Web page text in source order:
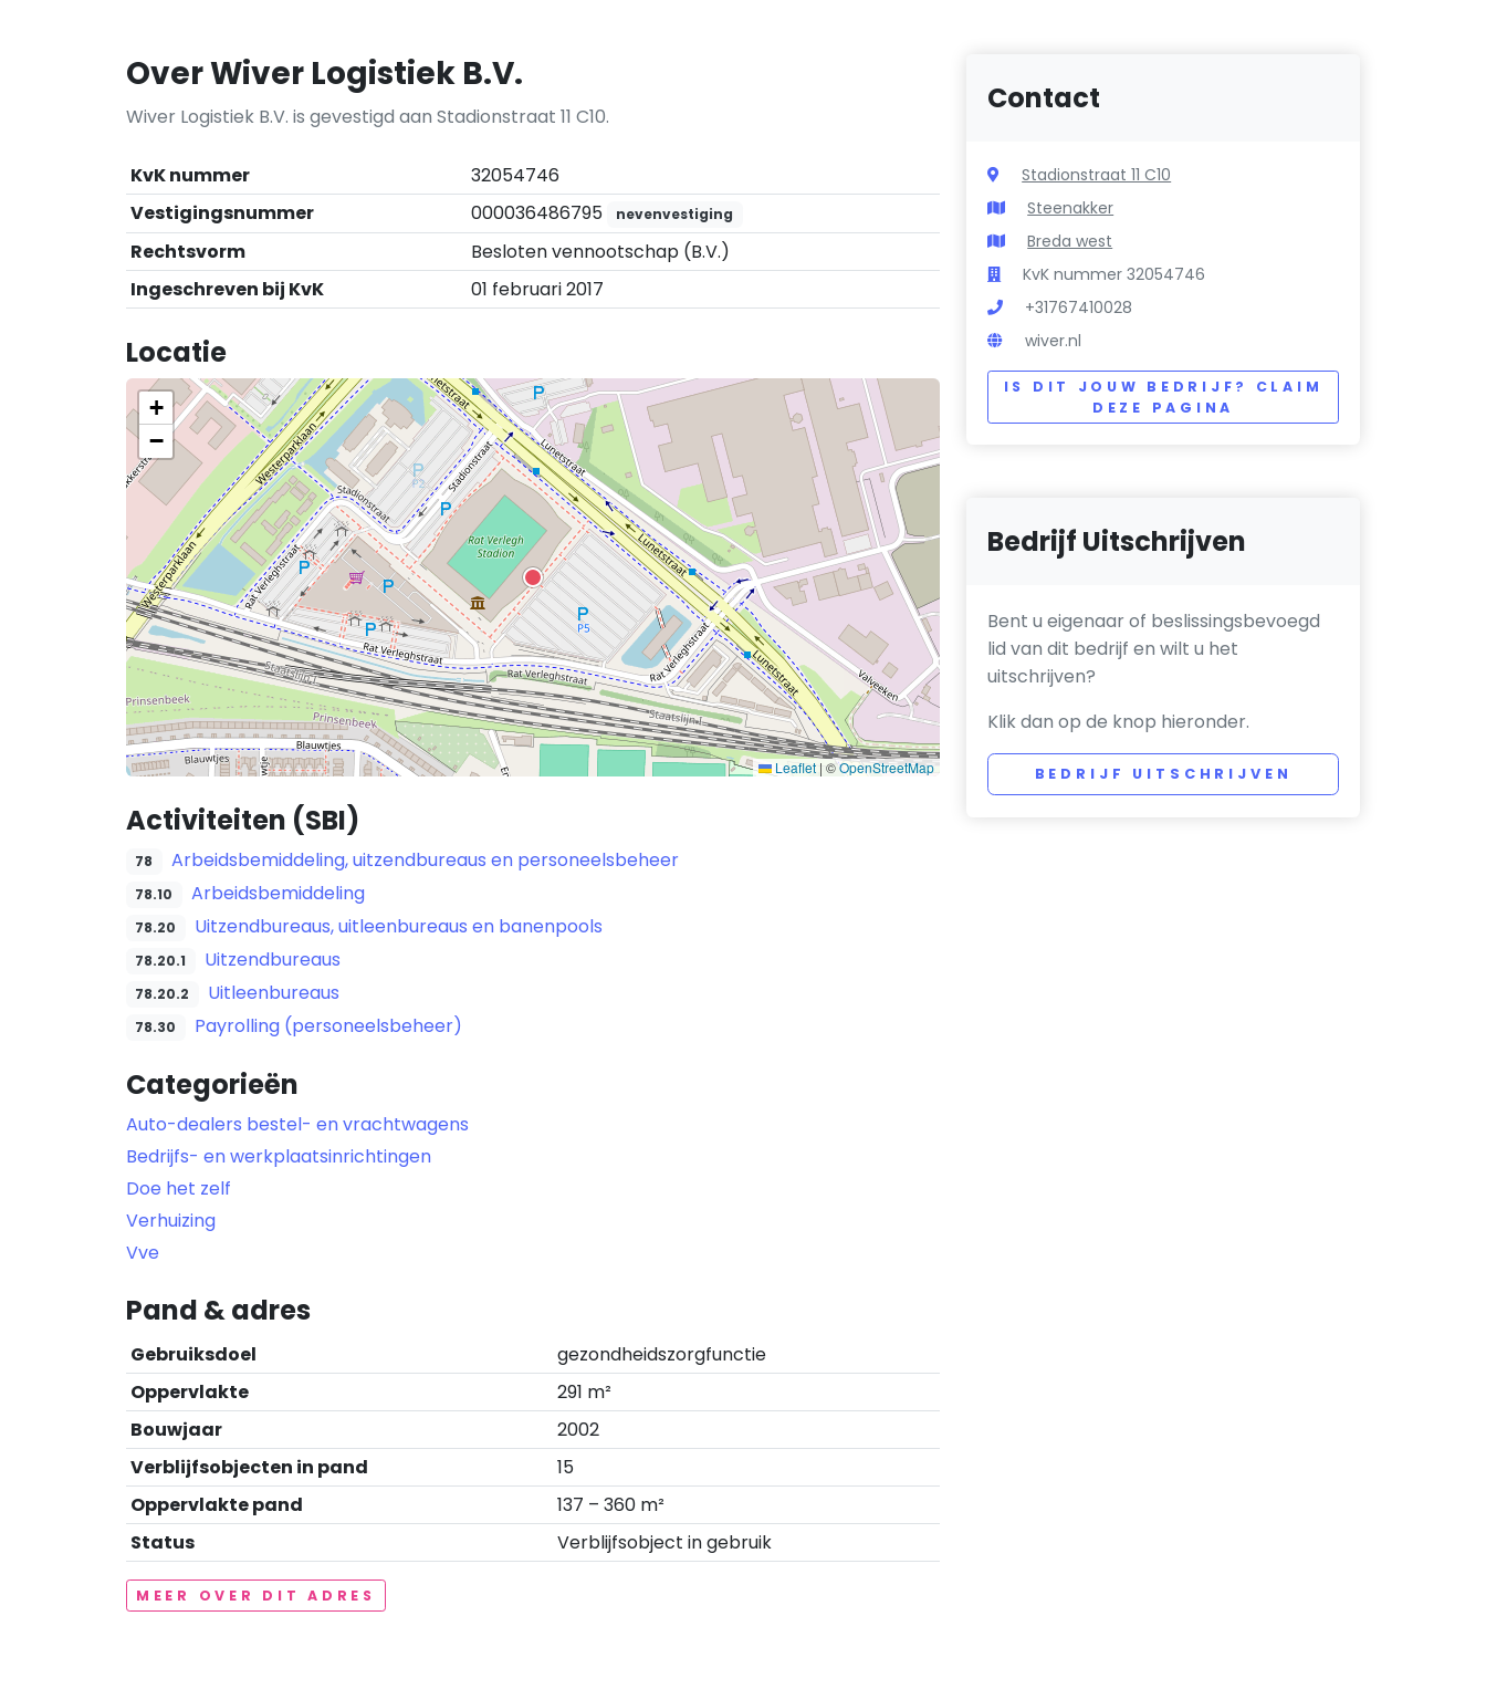
Over Wiver Logistiek B.V.
Wiver Logistiek B.V. is gevestigd aan Stadionstraat 11 C10.
KvK nummer
32054746
Vestigingsnummer
000036486795 nevenvestiging
Rechtsvorm
Besloten vennootschap (B.V.)
Ingeschreven bij KvK
01 februari 2017
Locatie
+
−
Leaflet | ©OpenStreetMap
Activiteiten (SBI)
78 Arbeidsbemiddeling, uitzendbureaus en personeelsbeheer
78.10 Arbeidsbemiddeling
78.20 Uitzendbureaus, uitleenbureaus en banenpools
78.20.1 Uitzendbureaus
78.20.2 Uitleenbureaus
78.30 Payrolling (personeelsbeheer)
Categorieën
Auto-dealers bestel- en vrachtwagens
Bedrijfs- en werkplaatsinrichtingen
Doe het zelf
Verhuizing
Vve
Pand & adres
Gebruiksdoel
gezondheidszorgfunctie
Oppervlakte
291 m²
Bouwjaar
2002
Verblijfsobjecten in pand
15
Oppervlakte pand
137 – 360 m²
Status
Verblijfsobject in gebruik
MEER OVER DIT ADRES
Contact
Stadionstraat 11 C10
Steenakker
Breda west
KvK nummer 32054746
+31767410028
wiver.nl
IS DIT JOUW BEDRIJF? CLAIM
DEZE PAGINA
Bedrijf Uitschrijven
Bent u eigenaar of beslissingsbevoegd
lid van dit bedrijf en wilt u het
uitschrijven?
Klik dan op de knop hieronder.
BEDRIJF UITSCHRIJVEN